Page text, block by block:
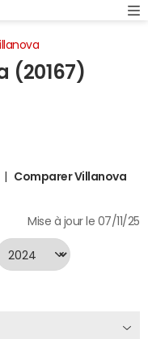
(20167)
Comparer Villanova
Mise à jour le 07/11/25